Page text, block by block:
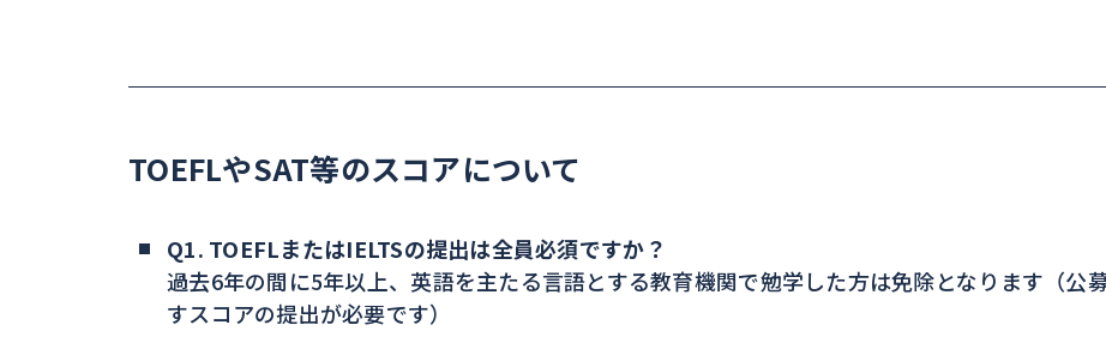
TOEFLやSAT等のスコアについて
Q1. TOEFLまたはIELTSの提出は全員必須ですか？
過去6年の間に5年以上、英語を主たる言語とする教育機関で勉学した方は免除となります（公
すスコアの提出が必要です）